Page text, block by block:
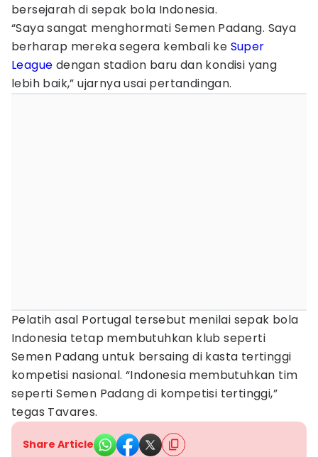
bersejarah di sepak bola Indonesia.
“Saya sangat menghormati Semen Padang. Saya
berharap mereka segera kembali ke Super
League dengan stadion baru dan kondisi yang
lebih baik,” ujarnya usai pertandingan.
Pelatih asal Portugal tersebut menilai sepak bola
Indonesia tetap membutuhkan klub seperti
Semen Padang untuk bersaing di kasta tertinggi
kompetisi nasional. “Indonesia membutuhkan tim
seperti Semen Padang di kompetisi tertinggi,”
tegas Tavares.
Share Article